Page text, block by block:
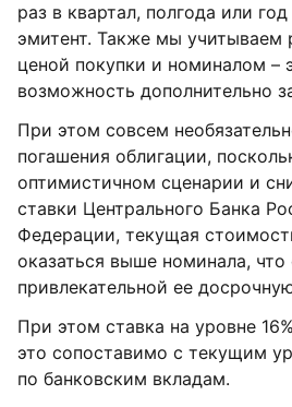
раз в квартал, полгода или
эмитент. Также мы учитываем
ценой покупки и номиналом –
возможность дополнительно
При этом совсем
погашения облигации,
оптимистичном сценарии и
ставки Центрального Банка
Федерации, текущая
оказаться выше номинала, что
привлекательной ее
При этом ставка на уровне
это сопоставимо с текущим
по банковским вкладам.